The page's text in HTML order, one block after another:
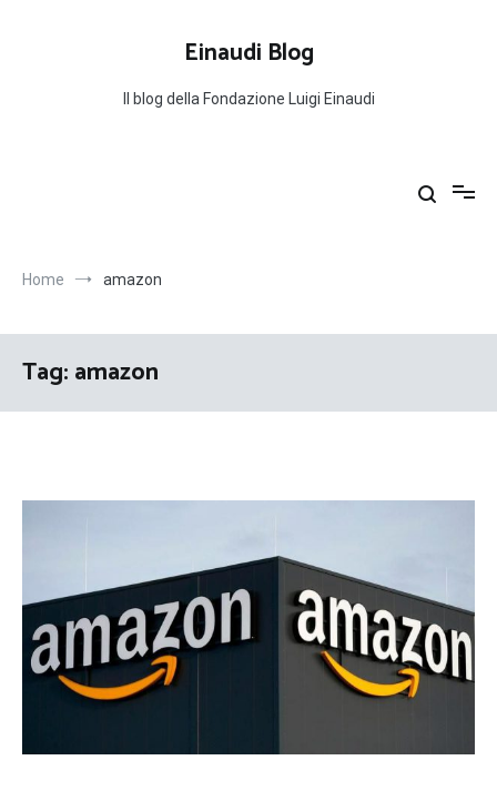
Einaudi Blog
Il blog della Fondazione Luigi Einaudi
Home amazon
Tag:amazon